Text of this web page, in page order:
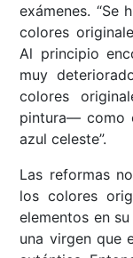
exámenes. “Se
colores
Al principio
muy
colores
pintura––
azul celeste”.
Las reformas
los colores
elementos en
una virgen que